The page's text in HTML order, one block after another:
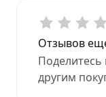
Отзывов
другим